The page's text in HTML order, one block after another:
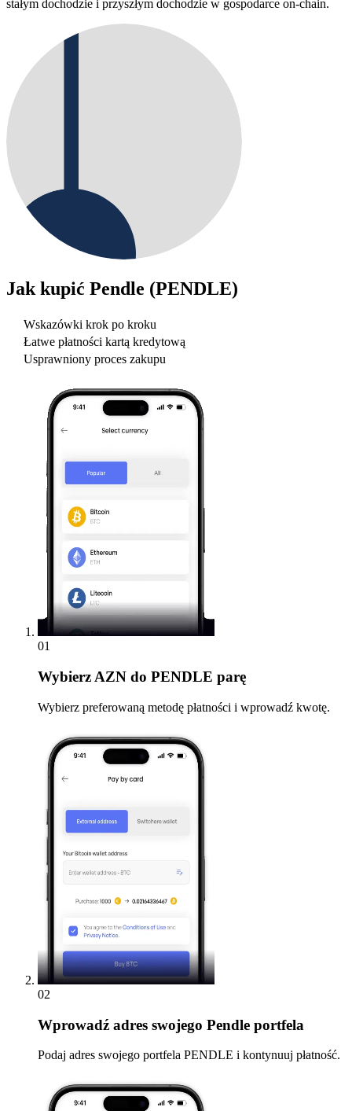
stałym dochodzie i przyszłym dochodzie w gospodarce on-chain.
Jak kupić Pendle (PENDLE)
Wskazówki krok po kroku
Łatwe płatności kartą kredytową
Usprawniony proces zakupu
01
Wybierz AZN do PENDLE parę
Wybierz preferowaną metodę płatności i wprowadź kwotę.
02
Wprowadź adres swojego Pendle portfela
Podaj adres swojego portfela PENDLE i kontynuuj płatność.